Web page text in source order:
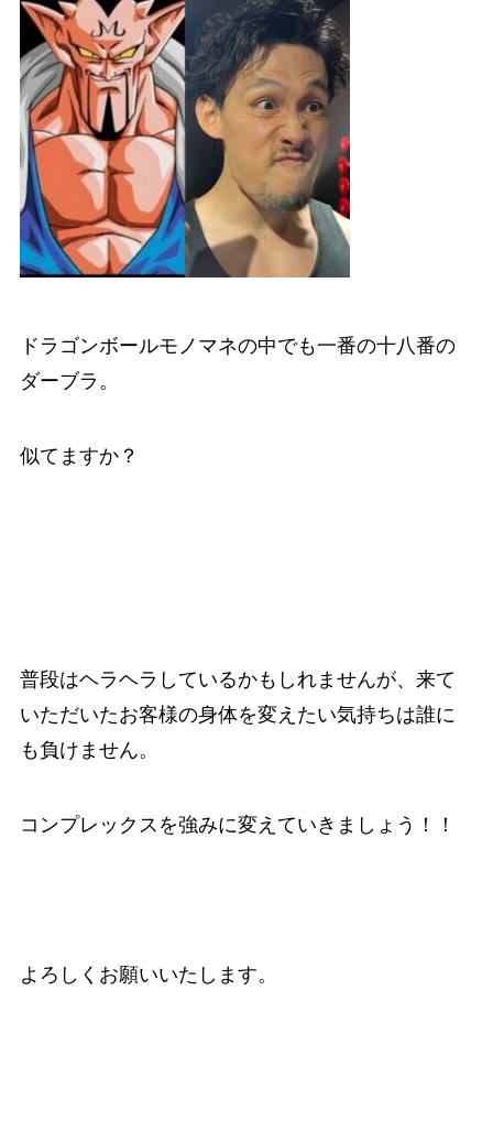
ドラゴンボールモノマネの中でも一番の十八番の
ダーブラ。
似てますか？
普段はヘラヘラしているかもしれませんが、来て
いただいたお客様の身体を変えたい気持ちは誰に
も負けません。
コンプレックスを強みに変えていきましょう！！
よろしくお願いいたします。